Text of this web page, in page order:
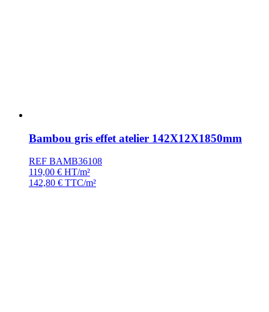
Bambou gris effet atelier 142X12X1850mm
REF BAMB36108
119,00 € HT/m²
142,80 € TTC/m²